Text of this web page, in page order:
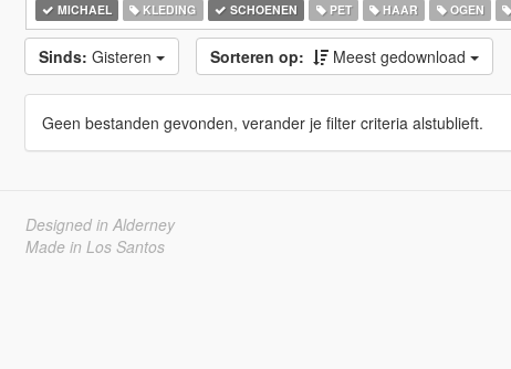
MICHAEL KLEDING SCHOENEN PET HAAR OGEN
Sinds: Gisteren Sorteren op: Meest gedownload
Geen bestanden gevonden, verander je filter criteria alstublieft.
Designed in Alderney
Made in Los Santos